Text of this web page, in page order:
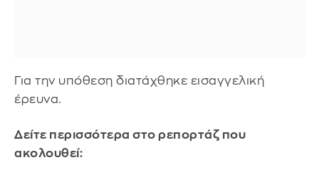
Για την υπόθεση διατάχθηκε εισαγγελική
έρευνα.
Δείτε περισσότερα στο ρεπορτάζ που
ακολουθεί: